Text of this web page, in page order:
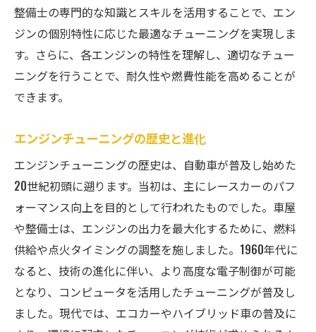
吸排気効率を高めるカスタマイズ方法
高性能エアフィルターの導入による効果
ECUチューニングで得られる利点
排気システムの最適化とその効果
ンス術
エンジンオイルの選び方と交換時期
バッテリーの健康状態を保つためのポイン
ト
プロが実践する冷却液の管理方法
ベルトとホースの点検と交換のタイミング
エンジンの振動を抑えるための手法
整備士の専門的な知識とスキルを活用することで、エン
ジンの個別特性に応じた最適なチューニングを実現しま
す。さらに、各エンジンの特性を理解し、適切なチュー
ニングを行うことで、耐久性や燃費性能を高めることが
できます。
エンジンチューニングの歴史と進化
エンジンチューニングの歴史は、自動車が普及し始めた
20世紀初頭に遡ります。当初は、主にレースカーのパフ
ォーマンス向上を目的として行われたものでした。車屋
や整備士は、エンジンの出力を最大化するために、燃料
供給や点火タイミングの調整を施しました。1960年代に
なると、技術の進化に伴い、より高度な電子制御が可能
となり、コンピュータを活用したチューニングが普及し
ました。現代では、エコカーやハイブリッド車の普及に